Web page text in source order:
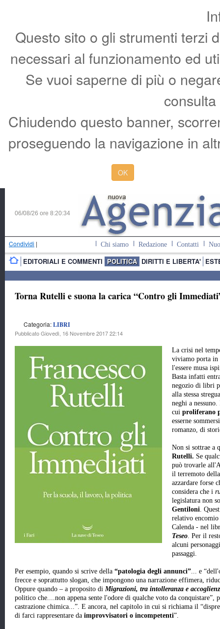
Questo sito o gli strumenti terzi
necessari al funzionamento ed
Se vuoi saperne di più o
Chiudendo questo banner,
proseguendo la navigazione in
OK
06/08/26 ore 8:20:35
Condividi | Chi siamo Redazione Contatti
EDITORIALI E COMMENTI POLITICA DIRITTI E LIBERTA'
Torna Rutelli e suona la carica “Contro gli
Categoria:LIBRI
Pubblicato Giovedì, 16 Novembre 2017 22:14
La crisi nel
viviamo porta in
l'essere musa
Basta infatti
negozio di libri
alla stessa
neghi a
cui proliferano
esserne
romanzo, di
Non si sottrae a
Rutelli. Se
può trovarle
il terremoto
azzardare forse
considera che i
legislatura non
Gentiloni.
relativo
Calenda - nel
Teseo. Per il
alcuni
passaggi.
Per esempio, quando si scrive della “patologia degli annunci”... e
frecce e soprattutto slogan, che impongono una narrazione effimera,
Oppure quando – a proposito di Migrazioni, tra intolleranza e
politico che....non appena sente l'odore di qualche voto da
castrazione chimica...”. E ancora, nel capitolo in cui si richiama il
di farci rappresentare da improvvisatori o incompetenti”.